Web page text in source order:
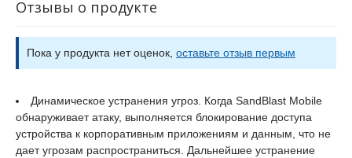
Mobile обнаруживает атаку, выполняется блокирование
доступа устройства к корпоративным приложениям и
данным, что не дает угрозам распространиться.
Дальнейшее устранение угроз на устройстве проходит
Отзывы о продукте
Пока у продукта нет оценок, оставьте отзыв первым
Динамическое устранения угроз. Когда SandBlast Mobile
обнаруживает атаку, выполняется блокирование доступа
устройства к корпоративным приложениям и данным, что не
дает угрозам распространиться. Дальнейшее устранение